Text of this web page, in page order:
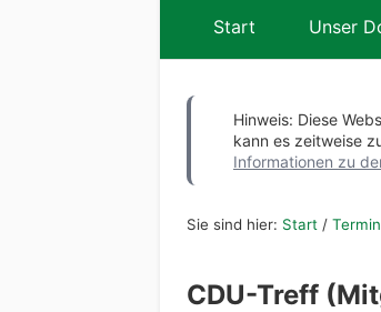
Start Unser
Hinweis: Diese
kann es zeitweise
Informationen zu
Sie sind hier: Start /
CDU-Treff